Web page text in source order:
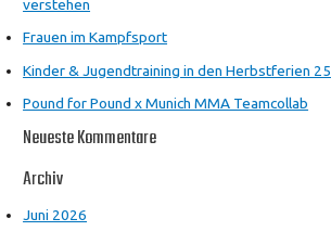
verstehen
Frauen im Kampfsport
Kinder & Jugendtraining in den Herbstferien 25
Pound for Pound x Munich MMA Teamcollab
Neueste Kommentare
Archiv
Juni 2026